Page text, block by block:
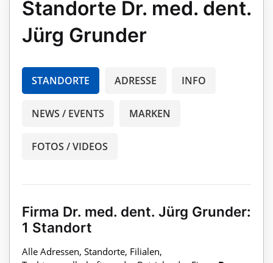
Standorte Dr. med. dent.
Jürg Grunder
STANDORTE ADRESSE INFO
NEWS / EVENTS MARKEN
FOTOS / VIDEOS
Firma Dr. med. dent. Jürg Grunder:
1 Standort
Alle Adressen, Standorte, Filialen,